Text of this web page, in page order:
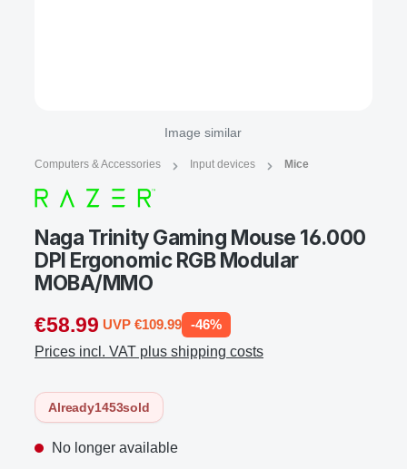
Image similar
Computers & Accessories Input devices Mice
Naga Trinity Gaming Mouse 16.000
DPI Ergonomic RGB Modular
MOBA/MMO
€58.99 UVP €109.99 -46%
Prices incl. VAT plus shipping costs
Already1453sold
No longer available